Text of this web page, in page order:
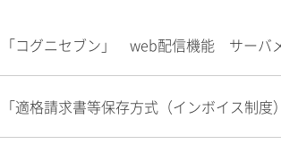
「コグニセブン」 web配信機能 サーバ
「適格請求書等保存方式（インボイス制